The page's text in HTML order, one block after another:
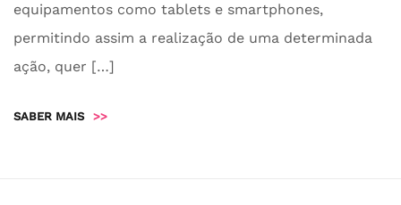
equipamentos como tablets e smartphones,
permitindo assim a realização de uma determinada
ação, quer […]
SABER MAIS >>